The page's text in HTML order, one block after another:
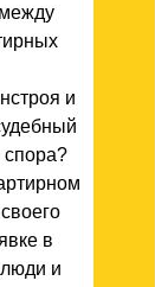
и
спора?
в
и